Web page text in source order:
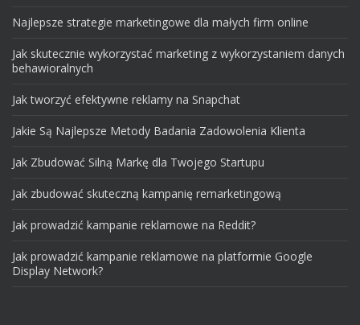
Najlepsze strategie marketingowe dla małych firm online
Jak skutecznie wykorzystać marketing z wykorzystaniem danych
behawioralnych
Jak tworzyć efektywne reklamy na Snapchat
Jakie Są Najlepsze Metody Badania Zadowolenia Klienta
Jak Zbudować Silną Markę dla Twojego Startupu
Jak zbudować skuteczną kampanię remarketingową
Jak prowadzić kampanie reklamowe na Reddit?
Jak prowadzić kampanie reklamowe na platformie Google
Display Network?